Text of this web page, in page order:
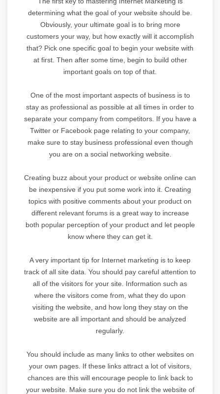
determining what the goal of your website should be.
Obviously, your ultimate goal is to bring more
customers your way, but how exactly will it accomplish
that? Pick one specific goal to begin your website with
at first. Then after some time, begin to build other
important goals on top of that.
One of the most important aspects of business is to
stay as professional as possible at all times in order to
separate your company from competitors. If you have a
Twitter or Facebook page relating to your company,
make sure to stay business professional even though
you are on a social networking website.
Creating buzz about your product or website online can
be inexpensive if you put some work into it. Creating
topics with positive comments about your product on
different relevant forums is a great way to increase
both popular perception of your product and let people
know where they can get it.
A very important tip for Internet marketing is to keep
track of all site data. You should pay careful attention to
all of the visitors for your site. Information such as
where the visitors come from, what they do upon
visiting the website, and how long they stay on the
website are all important and should be analyzed
regularly.
You should include as many links to other websites on
your own pages. If these links attract a lot of visitors,
chances are this will encourage people to link back to
your website. Make sure you do not link the website of